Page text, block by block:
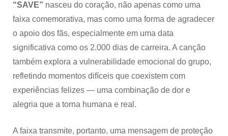
“SAVE” nasceu do coração, não apenas como uma
faixa comemorativa, mas como uma forma de agradecer
o apoio dos fãs, especialmente em uma data
significativa como os 2.000 dias de carreira. A canção
também explora a vulnerabilidade emocional do grupo,
refletindo momentos difíceis que coexistem com
experiências felizes — uma combinação de dor e
alegria que a torna humana e real.
A faixa transmite, portanto, uma mensagem de proteção